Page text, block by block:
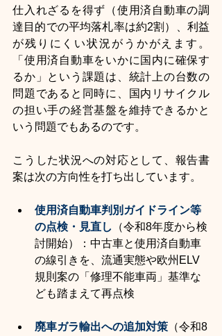
仕入れざるを得ず（使用済自動車の調
達目的での平均落札率は約2割）、利益
が残りにくい状況がうかがえます。
「使用済自動車をいかに国内に確保す
るか」という課題は、統計上の台数の
問題であると同時に、国内リサイクル
の担い手の経営基盤を維持できるかと
いう問題でもあるのです。
こうした状況への対応として、報告書
案は次の方向性を打ち出しています。
使用済自動車判別ガイドライン等
の点検・見直し
（令和8年度から検
討開始）：中古車と使用済自動車
の線引きを、流通実態や欧州ELV
規則案の「修理不能車両」基準な
ども踏まえて再点検
廃車ガラ輸出への追加対策 （令和8